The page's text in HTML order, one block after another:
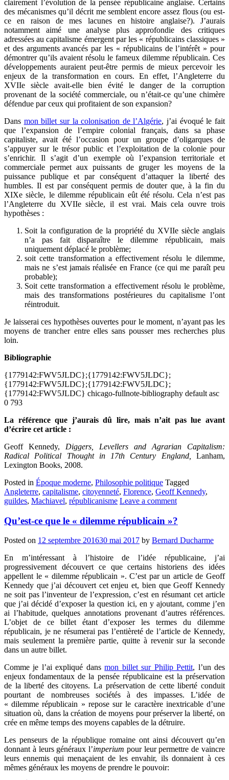
clairement l’évolution de la pensée républicaine anglaise. Certains
des mécanismes qu’il décrit me semblent encore assez flous (ou est-
ce en raison de mes lacunes en histoire anglaise?). J’aurais
notamment aimé une analyse plus approfondie des critiques
adressées au capitalisme émergent par les « républicains classiques »
et des arguments avancés par les « républicains de l’intérêt » pour
démontrer qu’ils avaient résolu le fameux dilemme républicain. Ces
développements auraient peut-être permis de mieux percevoir les
enjeux de la transformation en cours. En effet, l’Angleterre du
XVIIe siècle avait-elle bien évité le danger de la corruption
provenant de la société commerciale, ou n’était-ce qu’une chimère
défendue par ceux qui profitaient de son expansion?
Dans mon billet sur la colonisation de l’Algérie, j’ai évoqué le fait
que l’expansion de l’empire colonial français, dans sa phase
capitaliste, avait été l’occasion pour un groupe d’oligarques de
s’appuyer sur le trésor public et l’exploitation de la colonie pour
s’enrichir. Il s’agit d’un exemple où l’expansion territoriale et
commerciale permet aux puissants de gruger les moyens de la
puissance publique et par conséquent d’attaquer la liberté des
humbles. Il est par conséquent permis de douter que, à la fin du
XIXe siècle, le dilemme républicain eût été résolu. Cela n’est pas
l’Angleterre du XVIIe siècle, il est vrai. Mais cela ouvre trois
hypothèses :
Soit la configuration de la propriété du XVIIe siècle anglais
n’a pas fait disparaître le dilemme républicain, mais
uniquement déplacé le problème;
soit cette transformation a effectivement résolu le dilemme,
mais ne s’est jamais réalisée en France (ce qui me paraît peu
probable);
Soit cette transformation a effectivement résolu le problème,
mais des transformations postérieures du capitalisme l’ont
réintroduit.
Je laisserai ces hypothèses ouvertes pour le moment, n’ayant pas les
moyens de trancher entre elles sans pousser mes recherches plus
loin.
Bibliographie
{1779142:FWV5JLDC};{1779142:FWV5JLDC};
{1779142:FWV5JLDC};{1779142:FWV5JLDC};
{1779142:FWV5JLDC} chicago-fullnote-bibliography default asc
0 793
La référence que j’aurais dû lire, mais n’ait pas lue avant
d’écrire cet article :
Geoff Kennedy, Diggers, Levellers and Agrarian Capitalism:
Radical Political Thought in 17th Century England, Lanham,
Lexington Books, 2008.
Posted in Époque moderne, Philosophie politique Tagged
Angleterre, capitalisme, citoyenneté, Florence, Geoff Kennedy,
guildes, Machiavel, républicanisme Leave a comment
Qu’est-ce que le « dilemme républicain »?
Posted on 12 septembre 201630 mai 2017 by Bernard Ducharme
En m’intéressant à l’histoire de l’idée républicaine, j’ai
progressivement découvert ce que certains historiens des idées
appellent le « dilemme républicain ». C’est par un article de Geoff
Kennedy que j’ai découvert cet enjeu et, bien que Geoff Kennedy
ne soit pas l’inventeur de l’expression, c’est en résumant cet article
que j’ai décidé d’exposer la question ici, en y ajoutant, comme j’en
ai l’habitude, quelques annotations provenant d’autres références.
L’objet de ce billet étant d’exposer les termes du dilemme
républicain, je ne résumerai pas l’entièreté de l’article de Kennedy,
mais seulement la première partie, quitte à revenir sur la seconde
dans un autre billet.
Comme je l’ai expliqué dansmon billet sur Philip Pettit, l’un des
enjeux fondamentaux de la pensée républicaine est la préservation
de la liberté des citoyens. La préservation de cette liberté conduit
pourtant de nombreuses sociétés à des impasses. L’idée de
« dilemme républicain » repose sur le caractère inextricable d’une
situation où, dans la création de moyens pour préserver la liberté, on
crée en même temps des moyens capables de la détruire.
Les penseurs de la république romaine ont ainsi découvert qu’en
donnant à leurs généraux l’imperium pour leur permettre de vaincre
leurs ennemis qui menaçaient de les envahir, ils donnaient à ces
mêmes généraux les moyens de prendre le pouvoir: